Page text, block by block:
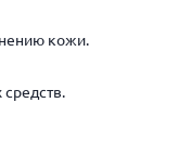
кожи.